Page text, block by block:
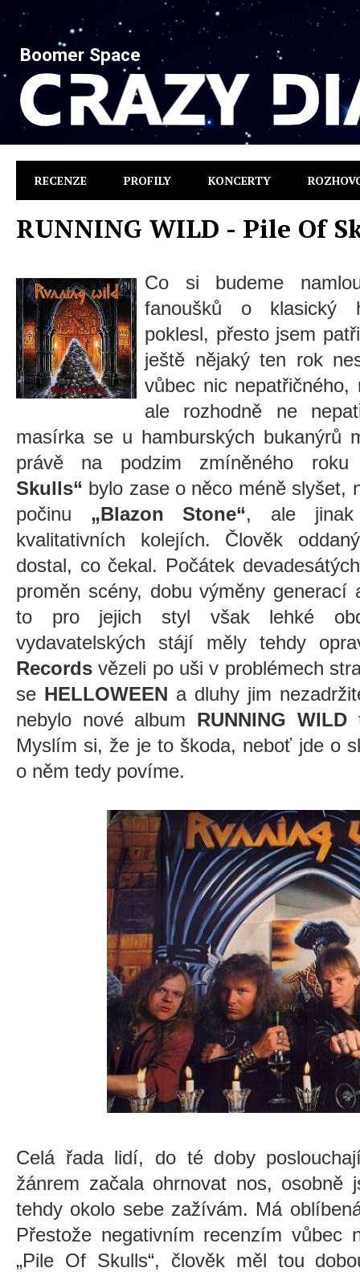
Boomer Space
RECENZE PROFILY KONCERTY
RUNNING WILD - Pile Of
Co si budeme
fanoušků o klasický
poklesl, přesto jsem
ještě nějaký ten rok
vůbec nic
ale rozhodně ne
masírka se u hamburských bukanýrů
právě na podzim zmíněného roku
Skulls“ bylo zase o něco méně slyšet,
počinu „Blazon Stone“, ale jinak
kvalitativních kolejích. Člověk
dostal, co čekal. Počátek
proměn scény, dobu výměny generací
to pro jejich styl však lehké
vydavatelských stájí měly tehdy
Records vězeli po uši v problémech
se HELLOWEEN a dluhy jim
nebylo nové album RUNNING WILD
Myslím si, že je to škoda, neboť jde o
o něm tedy povíme.
Celá řada lidí, do té doby
žánrem začala ohrnovat nos,
tehdy okolo sebe zažívám. Má
Přestože negativním recenzím vůbec
„Pile Of Skulls“, člověk měl tou